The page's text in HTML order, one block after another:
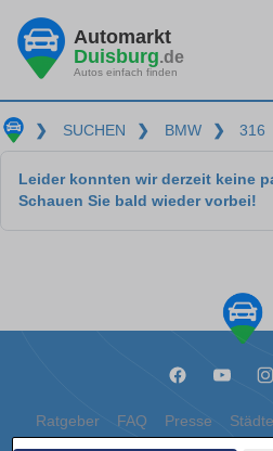
Automarkt
Duisburg.de
Autos einfach finden
❯ SUCHEN ❯ BMW ❯ 316
Leider konnten wir derzeit keine
Schauen Sie bald wieder vorbei!
Ratgeber FAQ Presse Städte